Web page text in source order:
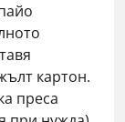
картон.
преса